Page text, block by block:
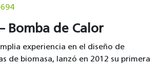
Bomba de Calor
experiencia en el diseño de
de biomasa, lanzó en 2012 su primera